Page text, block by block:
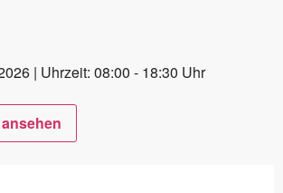
| Uhrzeit: 08:00 - 18:30 Uhr